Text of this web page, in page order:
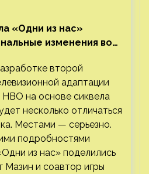
«Одни из нас»
изменения во
второй
адаптации
на основе сиквела
несколько отличаться
Местами — серьезно.
подробностями
из нас» поделились
Мазин и соавтор игры